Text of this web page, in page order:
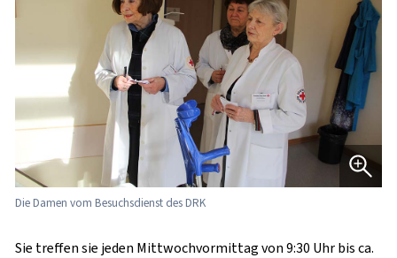
Die Damen vom Besuchsdienst des DRK
Sie treffen sie jeden Mittwochvormittag von 9:30 Uhr bis ca.